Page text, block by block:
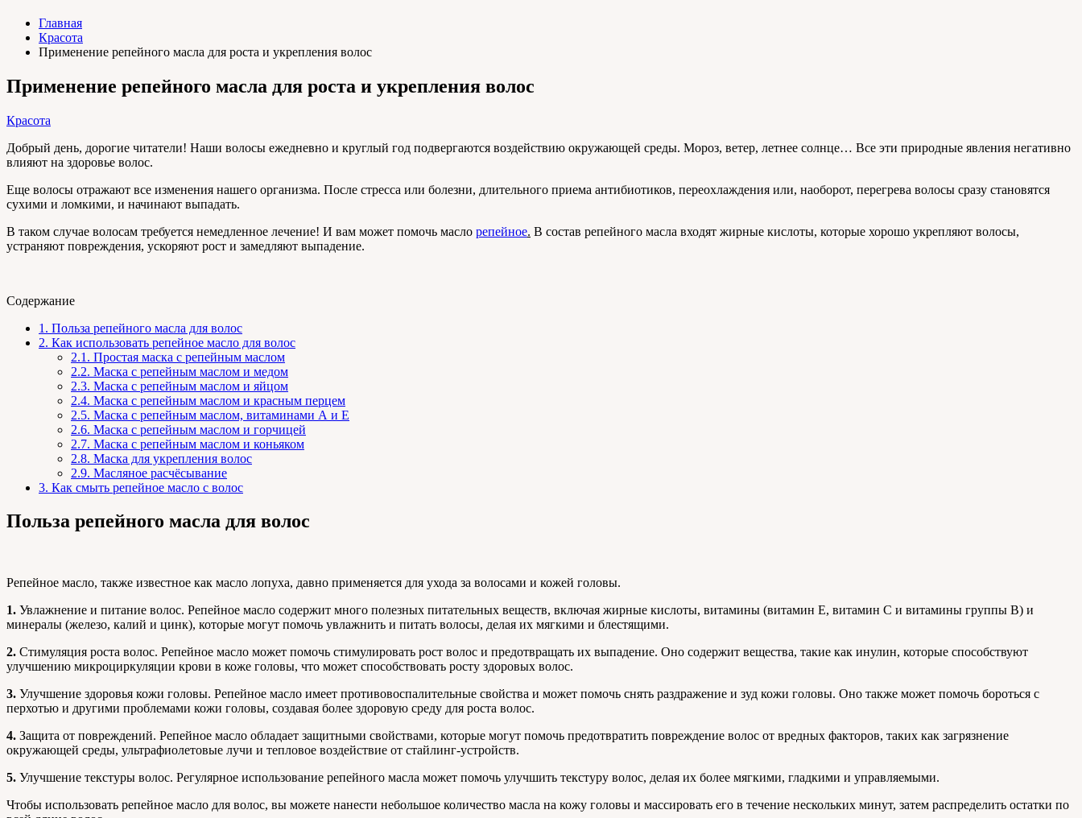
Главная
Красота
Применение репейного масла для роста и укрепления волос
Применение репейного масла для роста и укрепления волос
Красота
Добрый день, дорогие читатели! Наши волосы ежедневно и круглый год подвергаются воздействию окружающей среды. Мороз, ветер, летнее солнце… Все эти природные явления негативно
влияют на здоровье волос.
Еще волосы отражают все изменения нашего организма. После стресса или болезни, длительного приема антибиотиков, переохлаждения или, наоборот, перегрева волосы сразу становятся
сухими и ломкими, и начинают выпадать.
В таком случае волосам требуется немедленное лечение! И вам может помочь масло репейное. В состав репейного масла входят жирные кислоты, которые хорошо укрепляют волосы,
устраняют повреждения, ускоряют рост и замедляют выпадение.
Содержание
1. Польза репейного масла для волос
2. Как использовать репейное масло для волос
2.1. Простая маска с репейным маслом
2.2. Маска с репейным маслом и медом
2.3. Маска с репейным маслом и яйцом
2.4. Маска с репейным маслом и красным перцем
2.5. Маска с репейным маслом, витаминами А и Е
2.6. Маска с репейным маслом и горчицей
2.7. Маска с репейным маслом и коньяком
2.8. Маска для укрепления волос
2.9. Масляное расчёсывание
3. Как смыть репейное масло с волос
Польза репейного масла для волос
Репейное масло, также известное как масло лопуха, давно применяется для ухода за волосами и кожей головы.
1. Увлажнение и питание волос. Репейное масло содержит много полезных питательных веществ, включая жирные кислоты, витамины (витамин Е, витамин С и витамины группы В) и
минералы (железо, калий и цинк), которые могут помочь увлажнить и питать волосы, делая их мягкими и блестящими.
2. Стимуляция роста волос. Репейное масло может помочь стимулировать рост волос и предотвращать их выпадение. Оно содержит вещества, такие как инулин, которые способствуют
улучшению микроциркуляции крови в коже головы, что может способствовать росту здоровых волос.
3. Улучшение здоровья кожи головы. Репейное масло имеет противовоспалительные свойства и может помочь снять раздражение и зуд кожи головы. Оно также может помочь бороться с
перхотью и другими проблемами кожи головы, создавая более здоровую среду для роста волос.
4. Защита от повреждений. Репейное масло обладает защитными свойствами, которые могут помочь предотвратить повреждение волос от вредных факторов, таких как загрязнение
окружающей среды, ультрафиолетовые лучи и тепловое воздействие от стайлинг-устройств.
5. Улучшение текстуры волос. Регулярное использование репейного масла может помочь улучшить текстуру волос, делая их более мягкими, гладкими и управляемыми.
Чтобы использовать репейное масло для волос, вы можете нанести небольшое количество масла на кожу головы и массировать его в течение нескольких минут, затем распределить остатки по